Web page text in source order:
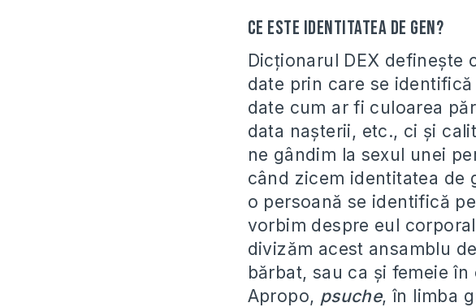
Ce este identitatea de gen?
Dicţionarul DEX defineşte
date prin care se
date cum ar fi culoarea
data naşterii, etc., ci şi
ne gândim la sexul unei
când zicem identitatea de
o persoană se identifică
vorbim despre eul
divizăm acest ansamblu
bărbat, sau ca şi femeie
Apropo, psuche, în limba